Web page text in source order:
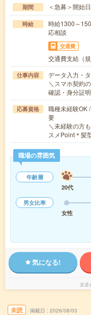
期間 ＜急募＞開始
時給
時給1300～
応相談
交通費
交通費支給（規
仕事内容
データ入力・
＼スマホ契約
確認・身分証
応募資格
職種未経験OK
要
＼未経験の方
スメPoint＊髪
職場の雰囲気
年齢層
20代
男女比率
女性
気になる!
派遣
未読 掲載日 2026/08/03